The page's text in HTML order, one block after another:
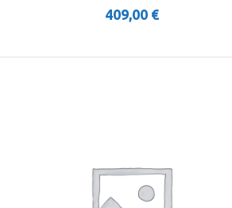
409,00 €